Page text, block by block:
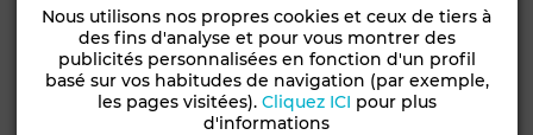
Nous utilisons nos propres cookies et ceux de tiers à
des fins d'analyse et pour vous montrer des
publicités personnalisées en fonction d'un profil
basé sur vos habitudes de navigation (par exemple,
les pages visitées). Cliquez ICI pour plus
d'informations